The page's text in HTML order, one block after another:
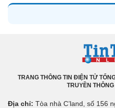
TRANG THÔNG TIN ĐIỆN TỬ
TRUYỀN
Địa chỉ: Tòa nhà C’land, số 156